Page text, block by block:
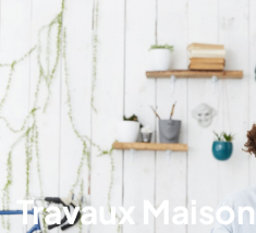
Travaux Maison